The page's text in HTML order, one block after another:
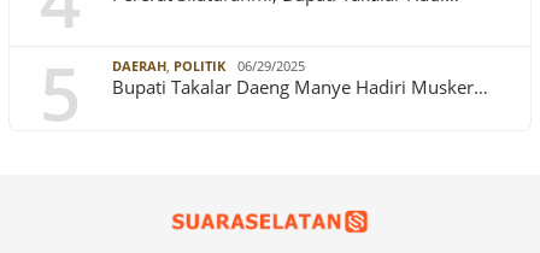
5 DAERAH, POLITIK 06/29/2025
Bupati Takalar Daeng Manye Hadiri Musker…